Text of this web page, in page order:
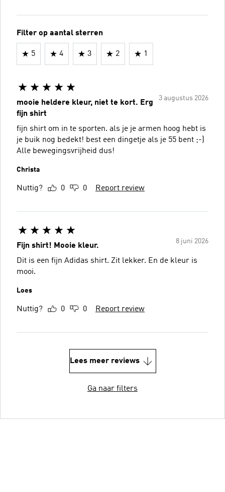
Filter op aantal sterren
5 4 3 2 1
3 augustus 2026
mooie heldere kleur, niet te kort. Erg
fijn shirt
fijn shirt om in te sporten. als je je armen hoog hebt is
je buik nog bedekt! best een dingetje als je 55 bent ;-)
Alle bewegingsvrijheid dus!
Christa
Nuttig? 0 0 Report review
8 juni 2026
Fijn shirt! Mooie kleur.
Dit is een fijn Adidas shirt. Zit lekker. En de kleur is
mooi.
Loes
Nuttig? 0 0 Report review
Lees meer reviews
Ga naar filters